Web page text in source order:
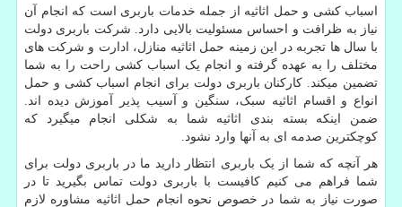
اسباب کشی و حمل اثاثیه از جمله خدمات باربری است که انجام آن
نیاز به ظرافت و احساس مسئولیت بالایی دارد. شرکت باربری دولت
با سال ها تجربه در این زمینه حمل اثاثیه منازل، ادارت و شرکت های
مختلف را به عهده گرفته و انجام یک اسباب کشی راحت را به شما
تضمین میکند. کارکنان باربری دولت برای انجام اسباب کشی و حمل
انواع و اقسام اثاثیه سبک، سنگین و آسیب پذیر آموزش دیده اند.
ضمن اینکه بسته بندی اثاثیه شما به شکلی انجام میگیرد که
کوچکترین صدمه ای به آنها وارد نشود.
هر آنچه که شما از یک باربری انتظار دارید ما در باربری دولت برای
شما فراهم می کنیم کافیست با باربری دولت تماس بگیرید تا در
صورت نیاز به شما در خصوص نحوه انجام حمل اثاثیه مشاوره لازم